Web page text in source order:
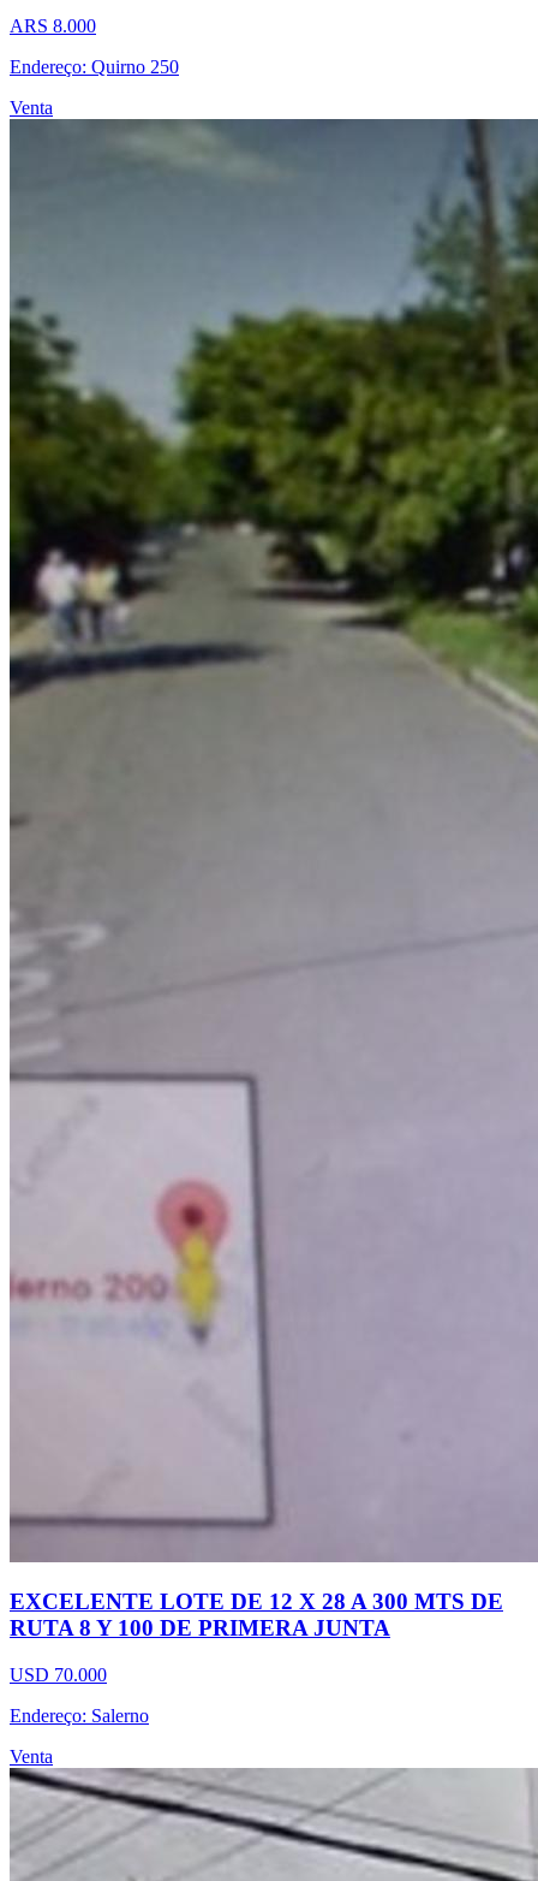
ARS 8.000
Endereço: Quirno 250
Venta
EXCELENTE LOTE DE 12 X 28 A 300 MTS DE
RUTA 8 Y 100 DE PRIMERA JUNTA
USD 70.000
Endereço: Salerno
Venta